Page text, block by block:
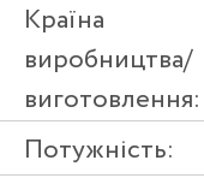
Країна
виробництва/
виготовлення:
Потужність: